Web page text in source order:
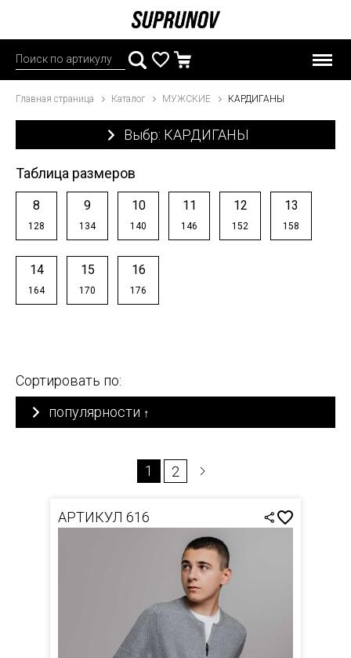
Главная страница Каталог МУЖСКИЕ КАРДИГАНЫ
Выбр: КАРДИГАНЫ
Таблица размеров
8
128
9
134
10
140
11
146
12
152
13
158
14
164
15
170
16
176
Сортировать по:
популярности ↑
1 2
АРТИКУЛ 616